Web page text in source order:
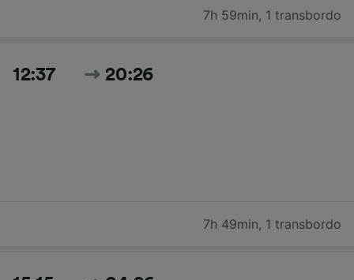
7h 59min, 1 transbordo
12:37 20:26
7h 49min, 1 transbordo